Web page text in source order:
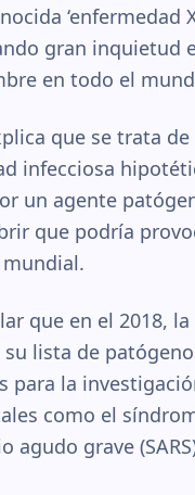
‘enfermedad
gran inquietud
en todo el
que se trata
infecciosa
un agente
que podría
que en el 2018, la
lista de
para la
como el
agudo grave